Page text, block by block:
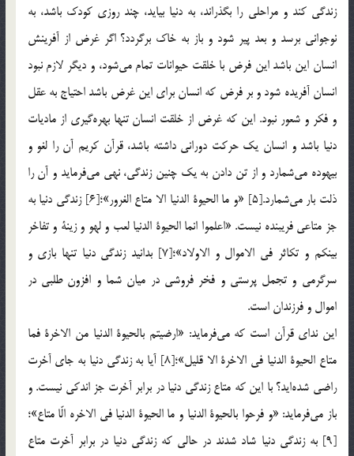
زندگي كند و مراحلي را بگذراند، به دنيا بيايد، چند روزي كودك باشد، به
نوجواني برسد و بعد پير شود و باز به خاك برگردد؟ اگر غرض از آفرينش
انسان اين باشد اين فرض با خلقت حيوانات تمام مي‌شود، و ديگر لازم نبود
انسان آفريده شود و بر فرض كه انسان براي اين غرض باشد احتياج به عقل
و فكر و شعور نبود. اين كه غرض از خلقت انسان تنها بهره‌گيري از ماديات
دنيا باشد و انسان يك حركت دوراني داشته باشد، قرآن كريم آن را لغو و
بيهوده مي‌شمارد و از تن دادن به يک چنين زندگي، نهي مي‌فرمايد و آن را
ذلت بار مي‌شمارد.[5] «و ما الحيوة الدنيا الا متاع الغرور»؛[6] زندگي دنيا به
جز متاعي فريبنده نيست. «اعلموا انما الحيوة الدنيا لعب و لهو و زينة و تفاخر
بينكم و تكاثر في الاموال و الاولاد»؛[7] بدانيد زندگي دنيا تنها بازي و
سرگرمي و تجمل پرستي و فخر فروشي در ميان شما و افزون طلبي در
اموال و فرزندان است.
اين نداي قرآن است كه مي‌فرمايد: «ارضيتم بالحيوة الدنيا من الاخرة فما
متاع الحيوة الدنيا في الاخرة الا قليل»؛[8] آيا به زندگي دنيا به جاي آخرت
راضي شده‌ايد؟ با اين كه متاع زندگي دنيا در برابر آخرت جز اندكي نيست. و
باز مي‌فرمايد: «و فرحوا بالحيوة الدنيا و ما الحيوة الدنيا في الاخره الّا متاع»؛
[9] به زندگي دنيا شاد شدند در حالي كه زندگي دنيا در برابر آخرت متاع